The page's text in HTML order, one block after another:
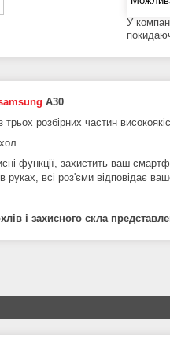
У
A30
розбірних частин
функції, захистить ваш
руках, всі роз'єми відповідає
і захисного скла